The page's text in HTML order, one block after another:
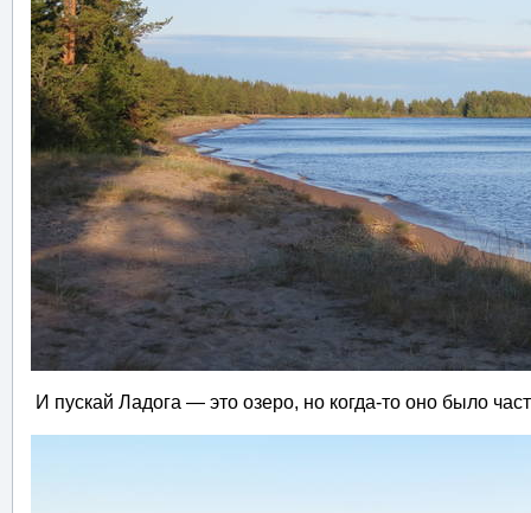
И пускай Ладога — это озеро, но когда-то оно было